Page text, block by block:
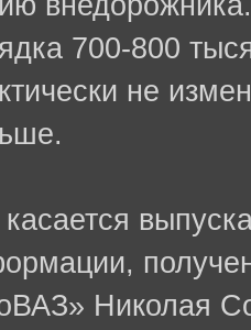
700-800
не
Николая